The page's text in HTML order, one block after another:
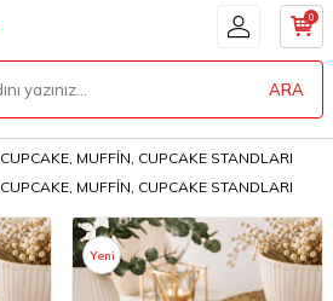
ARA
0
CUPCAKE, MUFFİN, CUPCAKE STANDLARI
CUPCAKE, MUFFİN, CUPCAKE STANDLARI
Yeni